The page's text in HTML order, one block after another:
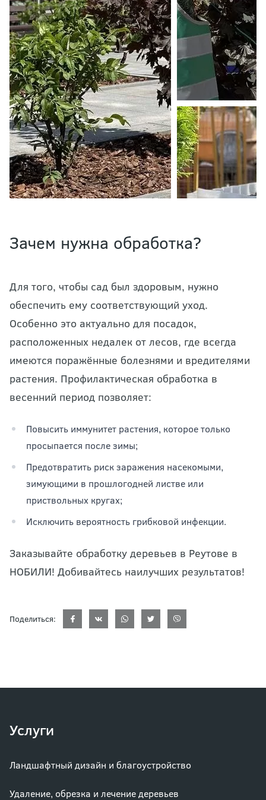
Зачем нужна обработка?
Для того, чтобы сад был здоровым, нужно
обеспечить ему соответствующий уход.
Особенно это актуально для посадок,
расположенных недалек от лесов, где всегда
имеются поражённые болезнями и вредителями
растения. Профилактическая обработка в
весенний период позволяет:
Повысить иммунитет растения, которое только
просыпается после зимы;
Предотвратить риск заражения насекомыми,
зимующими в прошлогодней листве или
приствольных кругах;
Исключить вероятность грибковой инфекции.
Заказывайте обработку деревьев в Реутове в
НОБИЛИ! Добивайтесь наилучших результатов!
Поделиться:
Услуги
Ландшафтный дизайн и благоустройство
Удаление, обрезка и лечение деревьев